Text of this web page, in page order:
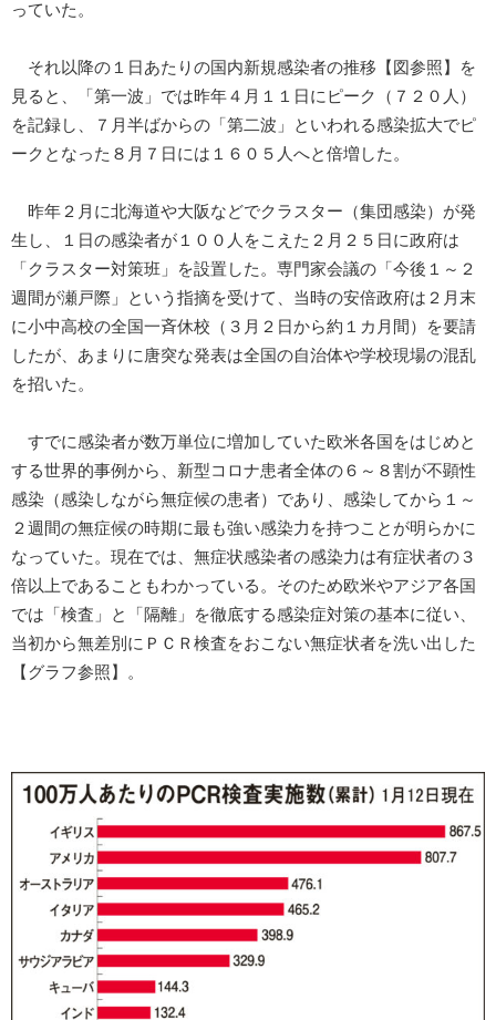
っていた。
それ以降の１日あたりの国内新規感染者の推移【図参照】を
見ると、「第一波」では昨年４月１１日にピーク（７２０人）
を記録し、７月半ばからの「第二波」といわれる感染拡大でピ
ークとなった８月７日には１６０５人へと倍増した。
昨年２月に北海道や大阪などでクラスター（集団感染）が発
生し、１日の感染者が１００人をこえた２月２５日に政府は
「クラスター対策班」を設置した。専門家会議の「今後１～２
週間が瀬戸際」という指摘を受けて、当時の安倍政府は２月末
に小中高校の全国一斉休校（３月２日から約１カ月間）を要請
したが、あまりに唐突な発表は全国の自治体や学校現場の混乱
を招いた。
すでに感染者が数万単位に増加していた欧米各国をはじめと
する世界的事例から、新型コロナ患者全体の６～８割が不顕性
感染（感染しながら無症候の患者）であり、感染してから１～
２週間の無症候の時期に最も強い感染力を持つことが明らかに
なっていた。現在では、無症状感染者の感染力は有症状者の３
倍以上であることもわかっている。そのため欧米やアジア各国
では「検査」と「隔離」を徹底する感染症対策の基本に従い、
当初から無差別にＰＣＲ検査をおこない無症状者を洗い出した
【グラフ参照】。